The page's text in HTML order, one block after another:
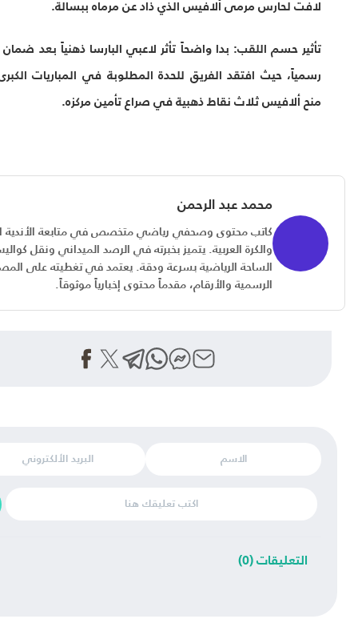
مرمى ألافيس الذي ذاد عن مرماه ببسالة.
اللقب:بدا واضحاً تأثر لاعبي البارسا ذهنياً بعد ضمان اللقب
افتقد الفريق للحدة المطلوبة في المباريات الكبرى، مما
ثلاث نقاط ذهبية في صراع تأمين مركزه.
محمد عبد الرحمن
كاتب محتوى وصحفي رياضي متخصص في متابعة الأندية المصرية
والكرة العربية. يتميز بخبرته في الرصد الميداني ونقل كواليس
الساحة الرياضية بسرعة ودقة. يعتمد في تغطيته على المصادر
الرسمية والأرقام، مقدماً محتوى إخبارياً موثوقاً.